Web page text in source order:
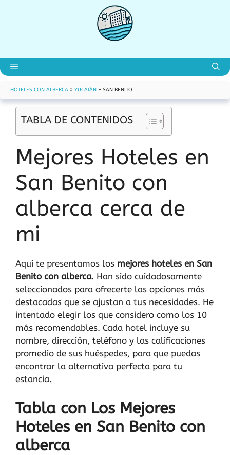
Menú
HOTELES CON ALBERCA » YUCATÁN » SAN BENITO
TABLA DE CONTENIDOS
Mejores Hoteles en
San Benito con
alberca cerca de
mi
Aquí te presentamos los mejores hoteles en San
Benito con alberca. Han sido cuidadosamente
seleccionados para ofrecerte las opciones más
destacadas que se ajustan a tus necesidades. He
intentado elegir los que considero como los 10
más recomendables. Cada hotel incluye su
nombre, dirección, teléfono y las calificaciones
promedio de sus huéspedes, para que puedas
encontrar la alternativa perfecta para tu
estancia.
Tabla con Los Mejores
Hoteles en San Benito con
alberca